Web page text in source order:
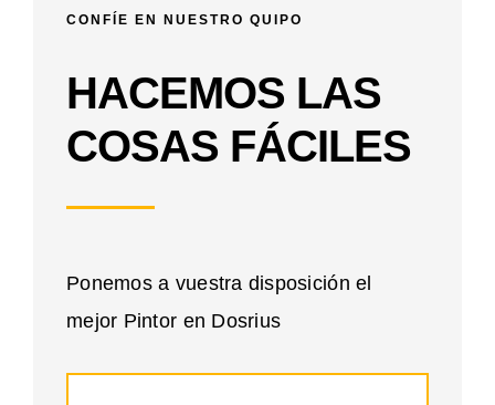
CONFÍE EN NUESTRO QUIPO
HACEMOS LAS
COSAS FÁCILES
Ponemos a vuestra disposición el
mejor Pintor en Dosrius